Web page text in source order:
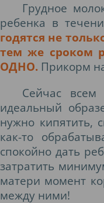
Грудное
ребенка в
годятся не
тем же
ОДНО. Прикорм
Сейчас
идеальный
нужно кипятить,
как-то
спокойно дать
затратить
матери момент
между ними!